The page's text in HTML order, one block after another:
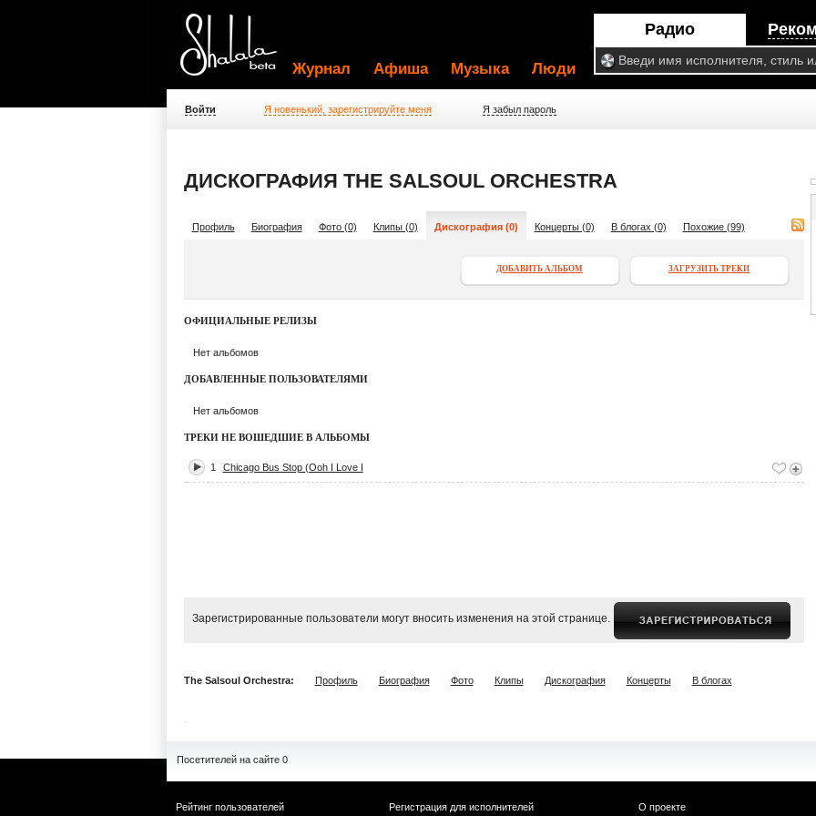
Радио
Журнал Афиша Музыка Люди
Войти Я новенький, зарегистрируйте меня Я забыл пароль
ДИСКОГРАФИЯ THE SALSOUL ORCHESTRA
Профиль Биография Фото (0) Клипы (0) Дискография (0) Концерты (0) В блогах (0) Похожие (99)
ЗАГРУЗИТЬ ТРЕКИ
ДОБАВИТЬ АЛЬБОМ
ОФИЦИАЛЬНЫЕ РЕЛИЗЫ
Нет альбомов
ДОБАВЛЕННЫЕ ПОЛЬЗОВАТЕЛЯМИ
Нет альбомов
ТРЕКИ НЕ ВОШЕДШИЕ В АЛЬБОМЫ
1 Chicago Bus Stop (Ooh I Love I
Зарегистрированные пользователи могут вносить изменения на этой странице.
The Salsoul Orchestra: Профиль Биография Фото Клипы Дискография Концерты В блогах
Посетителей на сайте 0
Рейтинг пользователей
Регистрация для исполнителей
О проекте